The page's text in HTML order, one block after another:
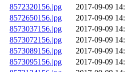
8572320156.jpg
2017-09-09
8572650156.jpg
2017-09-09
8573037156.jpg
2017-09-09
8573072156.jpg
2017-09-09
8573089156.jpg
2017-09-09
8573095156.jpg
2017-09-09